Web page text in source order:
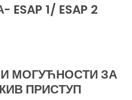
1/ ESAP 2
МОГУЋНОСТИ ЗА
ПРИСТУП